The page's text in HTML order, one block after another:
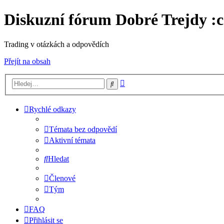
Diskuzní fórum Dobré Trejdy
Trading v otázkách a odpovědích
Přejít na obsah
Hledat
Rychlé odkazy
Témata bez odpovědí
Aktivní témata
Hledat
Členové
Tým
FAQ
Přihlásit se